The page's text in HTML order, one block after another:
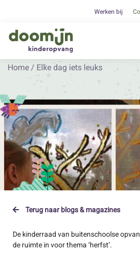
Werken bij
Home / Elke dag iets leuks
Terug naar blogs & magazines
De kinderraad van buitenschoolse
de ruimte in voor thema ‘herfst’.